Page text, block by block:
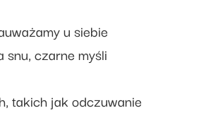
u siebie
czarne myśli
takich jak odczuwanie